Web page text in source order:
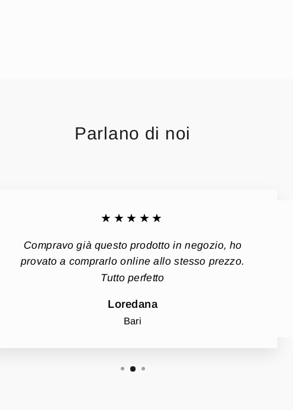
Parlano di noi
★★★★★
Compravo già questo prodotto in negozio, ho
provato a comprarlo online allo stesso prezzo.
Tutto perfetto
Loredana
Bari